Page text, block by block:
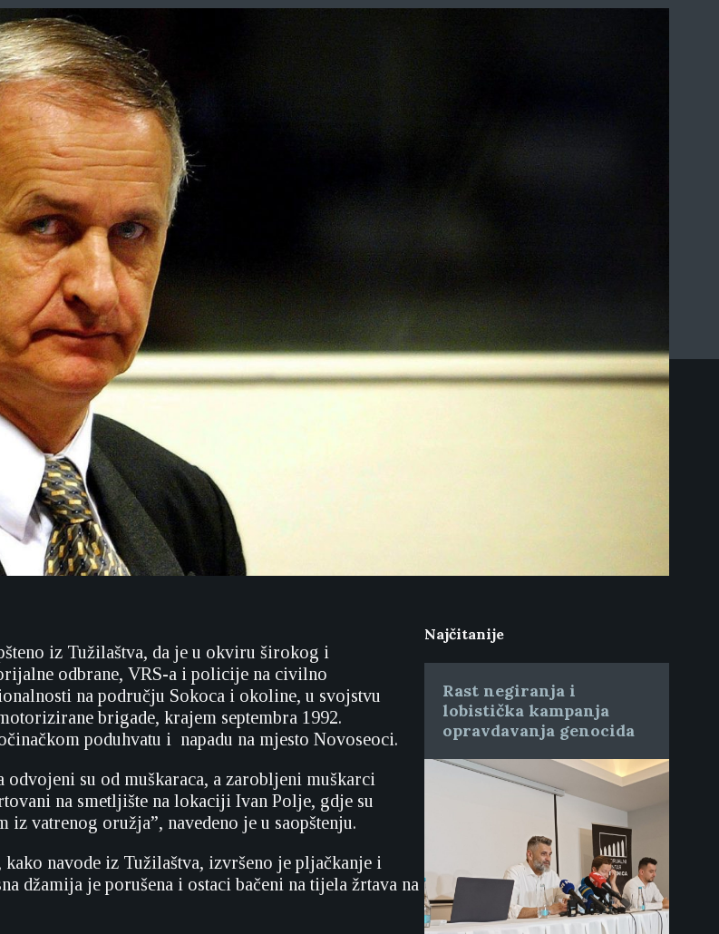
iz Tužilaštva, da je u okviru širokog i
odbrane, VRS-a i policije na civilno
na području Sokoca i okoline, u svojstvu
brigade, krajem septembra 1992.
poduhvatu i napadu na mjesto Novoseoci.
odvojeni su od muškaraca, a zarobljeni muškarci
na smetljište na lokaciji Ivan Polje, gdje su
vatrenog oružja”, navedeno je u saopštenju.
navode iz Tužilaštva, izvršeno je pljačkanje i
džamija je porušena i ostaci bačeni na tijela žrtava na
Najčitanije
Rast negiranja i
lobistička kampanja
opravdavanja genocida